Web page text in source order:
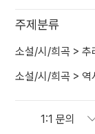
주제분류
소설/시/희곡 > 추
소설/시/희곡 > 역